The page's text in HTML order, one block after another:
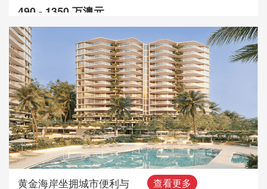
490 - 1350 万澳元
黄金海岸坐拥城市便利与 查看更多